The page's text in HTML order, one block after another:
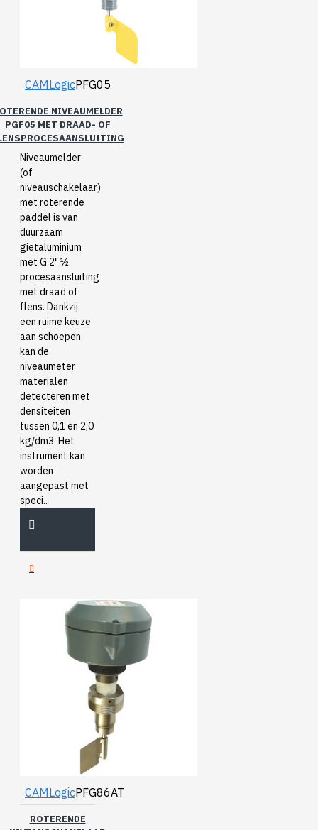
CAMLogicPFG05
NIVEAUMELDER
PGF05 MET DRAAD- OF
Niveaumelder
(of
niveauschakelaar)
met roterende
paddel is van
duurzaam
gietaluminium
met G 2" ½
procesaansluiting
met draad of
flens. Dankzij
een ruime keuze
aan schoepen
kan de
niveaumeter
materialen
detecteren met
densiteiten
tussen 0,1 en 2,0
kg/dm3. Het
instrument kan
worden
aangepast met
speci..
CAMLogicPFG86AT
ROTERENDE